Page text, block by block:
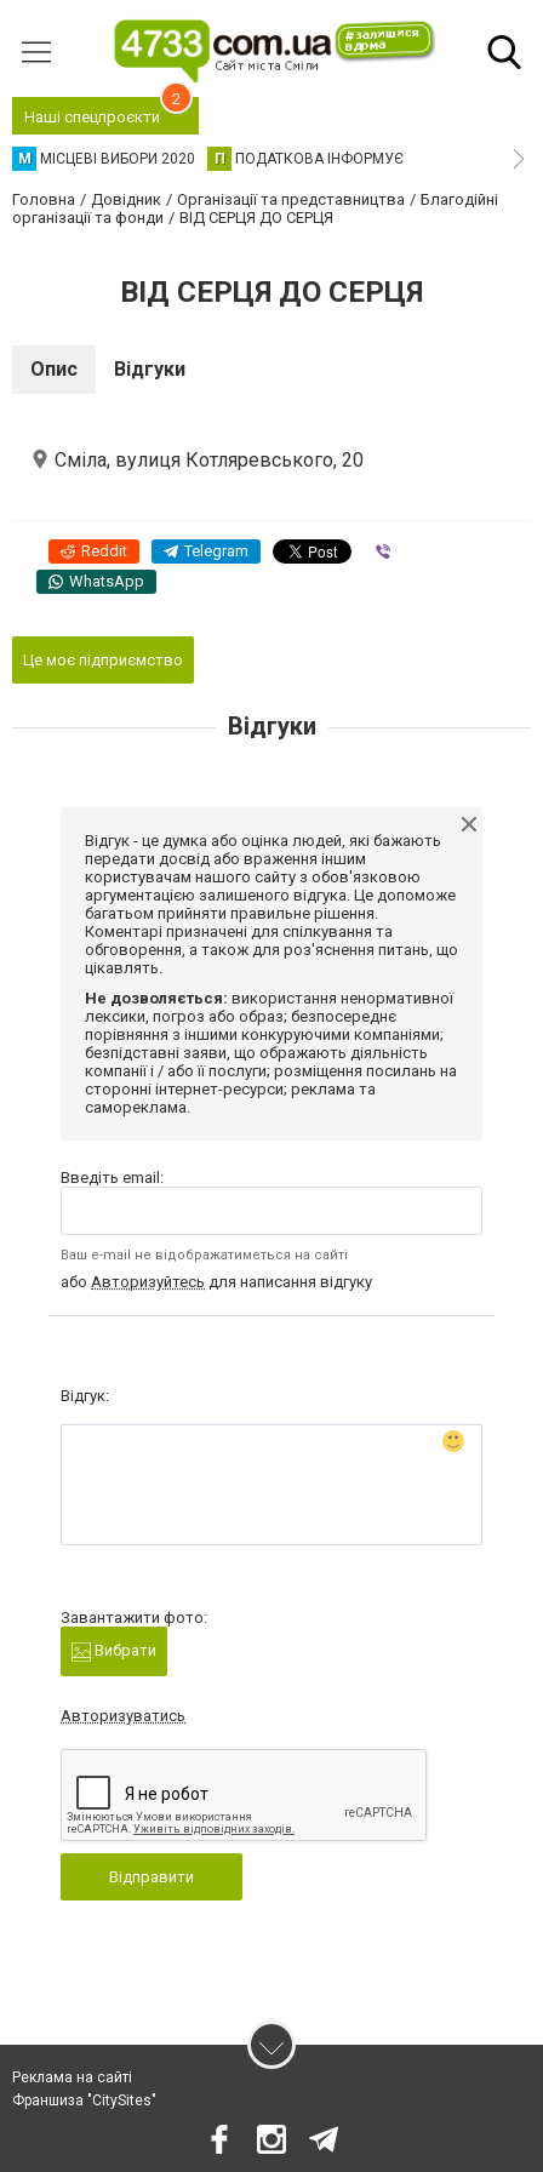
Наші спецпроєкти
2
М МІСЦЕВІ ВИБОРИ 2020 П ПОДАТКОВА ІНФОРМУЄ
Головна Довідник Організації та представництва
Благодійні
організації та фонди
ВІД СЕРЦЯ ДО СЕРЦЯ
ВІД СЕРЦЯ ДО СЕРЦЯ
Опис Відгуки
Сміла, вулиця Котляревського, 20
Reddit Telegram
WhatsApp
Це моє підприємство
Відгуки
Відгук - це думка або оцінка людей, які бажають
передати досвід або враження іншим
користувачам нашого сайту з обов'язковою
аргументацією залишеного відгука. Це допоможе
багатьом прийняти правильне рішення.
Коментарі призначені для спілкування та
обговорення, а також для роз'яснення питань, що
цікавлять.
Не дозволяється: використання ненормативної
лексики, погроз або образ; безпосереднє
порівняння з іншими конкуруючими компаніями;
безпідставні заяви, що ображають діяльність
компанії і / або її послуги; розміщення посилань на
сторонні інтернет-ресурси; реклама та
самореклама.
Введіть email:
Ваш e-mail не відображатиметься на сайті
або Авторизуйтесь для написання відгуку
Відгук:
Завантажити фото:
Вибрати
Авторизуватись
Відправити
Реклама на сайті
Франшиза "CitySites"